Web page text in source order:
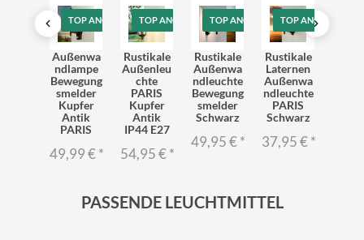
TOP ANGEBOT
Außenwa
ndlampe
Bewegung
smelder
Kupfer
Antik
PARIS
49,99 €*
TOP ANGEBOT
Rustikale
Außenleu
chte
PARIS
Kupfer
Antik
IP44 E27
54,95 €*
TOP ANGEBOT
Rustikale
Außenwa
ndleuchte
Bewegung
smelder
Schwarz
49,95 €*
TOP ANGEBOT
Rustikale
Laternen
Außenwa
ndleuchte
PARIS
Schwarz
37,95 €*
PASSENDE LEUCHTMITTEL